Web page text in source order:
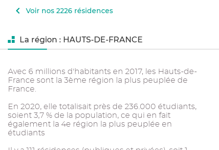
Voir nos 2226 résidences
La région : HAUTS-DE-FRANCE
Avec 6 millions d'habitants en 2017, les Hauts-de-
France sont la 3ème région la plus peuplée de
France.
En 2020, elle totalisait près de 236.000 étudiants,
soient 3,7 % de la population, ce qui en fait
également la 4e région la plus peuplée en
étudiants